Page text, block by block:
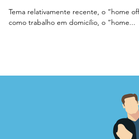
Tema relativamente recente, o “home
como trabalho em domicílio, o “home...